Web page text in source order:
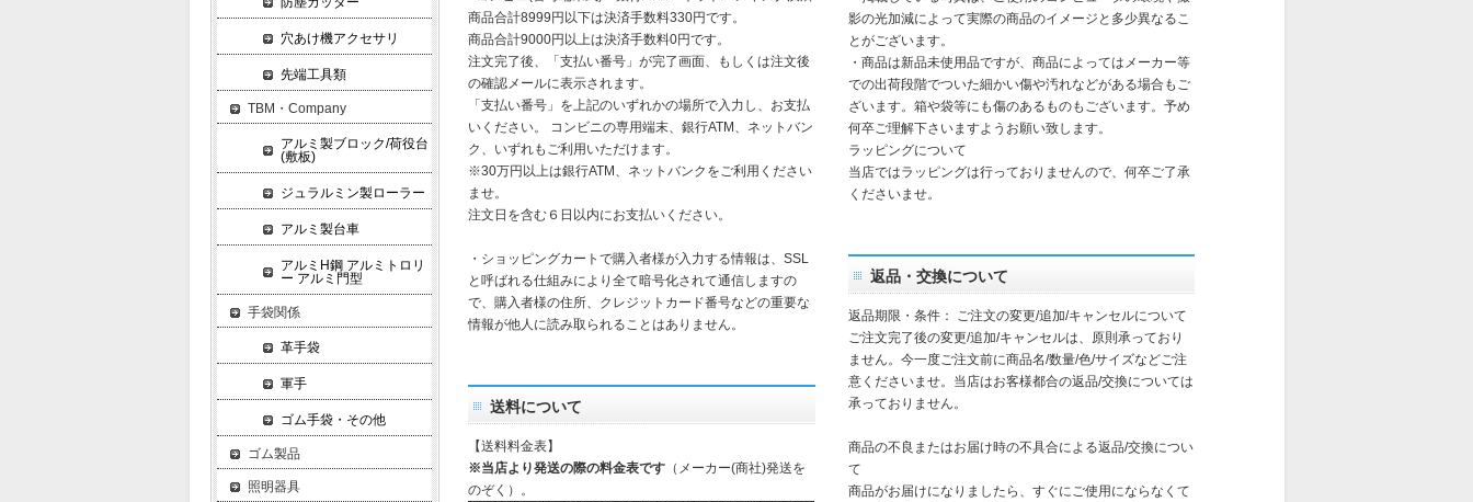
商品合計8999円以下は決済手数料330円です。
商品合計9000円以上は決済手数料0円です。
注文完了後、「支払い番号」が完了画面、もしくは注文後
の確認メールに表示されます。
「支払い番号」を上記のいずれかの場所で入力し、お支払
いください。 コンビニの専用端末、銀行ATM、ネットバン
ク、いずれもご利用いただけます。
※30万円以上は銀行ATM、ネットバンクをご利用ください
ませ。
注文日を含む６日以内にお支払いください。
・ショッピングカートで購入者様が入力する情報は、SSL
と呼ばれる仕組みにより全て暗号化されて通信しますの
で、購入者様の住所、クレジットカード番号などの重要な
情報が他人に読み取られることはありません。
送料について
【送料料金表】
※当店より発送の際の料金表です （メーカー(商社)発送を
のぞく）。
影の光加減によって実際の商品のイメージと多少異なるこ
とがございます。
・商品は新品未使用品ですが、商品によってはメーカー等
での出荷段階でついた細かい傷や汚れなどがある場合もご
ざいます。箱や袋等にも傷のあるものもございます。予め
何卒ご理解下さいますようお願い致します。
ラッピングについて
当店ではラッピングは行っておりませんので、何卒ご了承
くださいませ。
返品・交換について
返品期限・条件： ご注文の変更/追加/キャンセルについて
ご注文完了後の変更/追加/キャンセルは、原則承っており
ません。今一度ご注文前に商品名/数量/色/サイズなどご注
意くださいませ。当店はお客様都合の返品/交換については
承っておりません。
商品の不良またはお届け時の不具合による返品/交換につい
て
商品がお届けになりましたら、すぐにご使用にならなくて
穴あけ機アクセサリ
先端工具類
TBM・Company
アルミ製ブロック/荷役台
(敷板)
ジュラルミン製ローラー
アルミ製台車
アルミH鋼 アルミトロリ
ー アルミ門型
手袋関係
革手袋
軍手
ゴム手袋・その他
ゴム製品
照明器具